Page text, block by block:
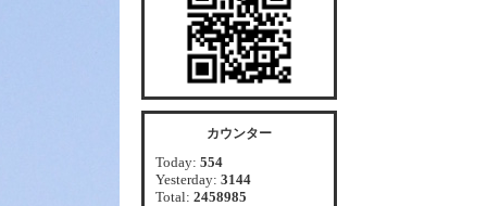
カウンター
Today: 554
Yesterday: 3144
Total: 2458985